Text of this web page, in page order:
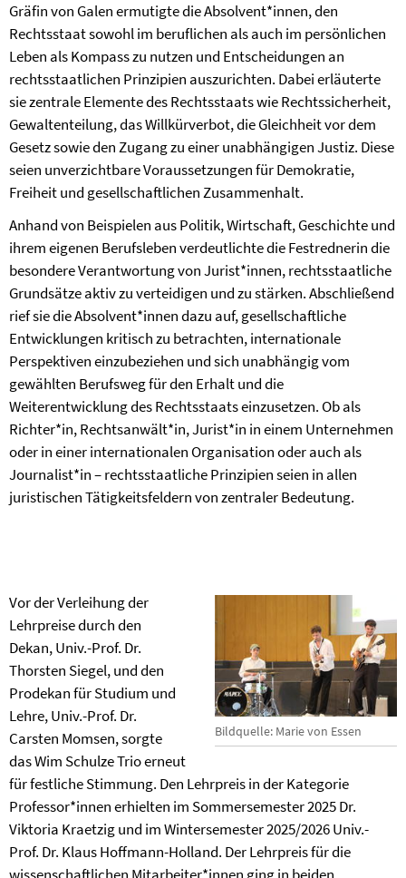
Gräfin von Galen ermutigte die Absolvent*innen, den
Rechtsstaat sowohl im beruflichen als auch im persönlichen
Leben als Kompass zu nutzen und Entscheidungen an
rechtsstaatlichen Prinzipien auszurichten. Dabei erläuterte
sie zentrale Elemente des Rechtsstaats wie Rechtssicherheit,
Gewaltenteilung, das Willkürverbot, die Gleichheit vor dem
Gesetz sowie den Zugang zu einer unabhängigen Justiz. Diese
seien unverzichtbare Voraussetzungen für Demokratie,
Freiheit und gesellschaftlichen Zusammenhalt.
Anhand von Beispielen aus Politik, Wirtschaft, Geschichte und
ihrem eigenen Berufsleben verdeutlichte die Festrednerin die
besondere Verantwortung von Jurist*innen, rechtsstaatliche
Grundsätze aktiv zu verteidigen und zu stärken. Abschließend
rief sie die Absolvent*innen dazu auf, gesellschaftliche
Entwicklungen kritisch zu betrachten, internationale
Perspektiven einzubeziehen und sich unabhängig vom
gewählten Berufsweg für den Erhalt und die
Weiterentwicklung des Rechtsstaats einzusetzen. Ob als
Richter*in, Rechtsanwält*in, Jurist*in in einem Unternehmen
oder in einer internationalen Organisation oder auch als
Journalist*in – rechtsstaatliche Prinzipien seien in allen
juristischen Tätigkeitsfeldern von zentraler Bedeutung.
Bildquelle: Marie von Essen
Vor der Verleihung der
Lehrpreise durch den
Dekan, Univ.-Prof. Dr.
Thorsten Siegel, und den
Prodekan für Studium und
Lehre, Univ.-Prof. Dr.
Carsten Momsen, sorgte
das Wim Schulze Trio erneut
für festliche Stimmung. Den Lehrpreis in der Kategorie
Professor*innen erhielten im Sommersemester 2025 Dr.
Viktoria Kraetzig und im Wintersemester 2025/2026 Univ.-
Prof. Dr. Klaus Hoffmann-Holland. Der Lehrpreis für die